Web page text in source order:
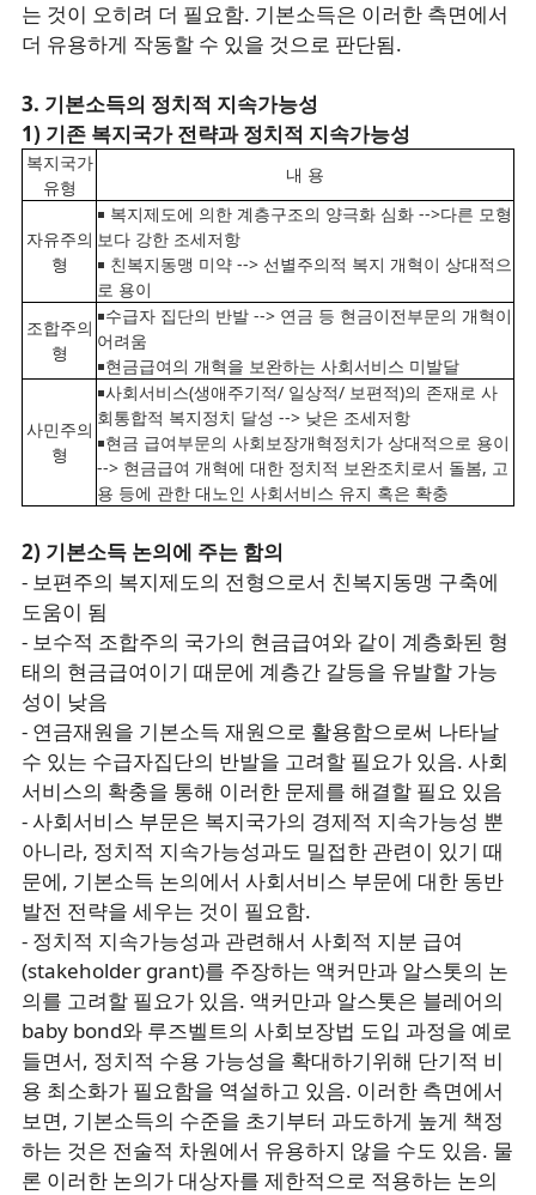
는 것이 오히려 더 필요함. 기본소득은 이러한 측면에서
더 유용하게 작동할 수 있을 것으로 판단됨.
3. 기본소득의 정치적 지속가능성
1) 기존 복지국가 전략과 정치적 지속가능성
복지국가
유형
내 용
자유주의
형
￭ 복지제도에 의한 계층구조의 양극화 심화 -->다른 모형
보다 강한 조세저항
￭ 친복지동맹 미약 --> 선별주의적 복지 개혁이 상대적으
로 용이
조합주의
형
￭수급자 집단의 반발 --> 연금 등 현금이전부문의 개혁이
어려움
￭현금급여의 개혁을 보완하는 사회서비스 미발달
사민주의
형
￭사회서비스(생애주기적/ 일상적/ 보편적)의 존재로 사
회통합적 복지정치 달성 --> 낮은 조세저항
￭현금 급여부문의 사회보장개혁정치가 상대적으로 용이
--> 현금급여 개혁에 대한 정치적 보완조치로서 돌봄, 고
용 등에 관한 대노인 사회서비스 유지 혹은 확충
2) 기본소득 논의에 주는 함의
- 보편주의 복지제도의 전형으로서 친복지동맹 구축에
도움이 됨
- 보수적 조합주의 국가의 현금급여와 같이 계층화된 형
태의 현금급여이기 때문에 계층간 갈등을 유발할 가능
성이 낮음
- 연금재원을 기본소득 재원으로 활용함으로써 나타날
수 있는 수급자집단의 반발을 고려할 필요가 있음. 사회
서비스의 확충을 통해 이러한 문제를 해결할 필요 있음
- 사회서비스 부문은 복지국가의 경제적 지속가능성 뿐
아니라, 정치적 지속가능성과도 밀접한 관련이 있기 때
문에, 기본소득 논의에서 사회서비스 부문에 대한 동반
발전 전략을 세우는 것이 필요함.
- 정치적 지속가능성과 관련해서 사회적 지분 급여
(stakeholder grant)를 주장하는 액커만과 알스톳의 논
의를 고려할 필요가 있음. 액커만과 알스톳은 블레어의
baby bond와 루즈벨트의 사회보장법 도입 과정을 예로
들면서, 정치적 수용 가능성을 확대하기위해 단기적 비
용 최소화가 필요함을 역설하고 있음. 이러한 측면에서
보면, 기본소득의 수준을 초기부터 과도하게 높게 책정
하는 것은 전술적 차원에서 유용하지 않을 수도 있음. 물
론 이러한 논의가 대상자를 제한적으로 적용하는 논의